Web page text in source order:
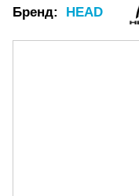
Бренд: HEAD